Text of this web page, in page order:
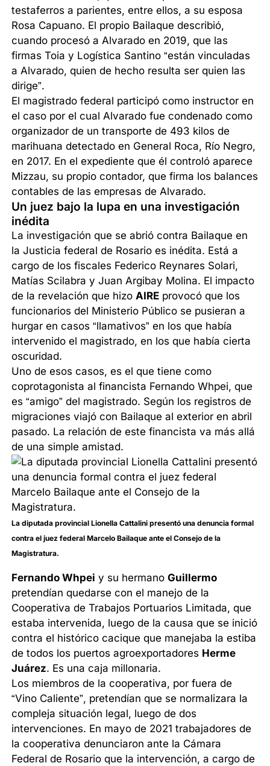
testaferros a parientes, entre ellos, a su esposa
Rosa Capuano. El propio Bailaque describió,
cuando procesó a Alvarado en 2019, que las
firmas Toia y Logística Santino “están vinculadas
a Alvarado, quien de hecho resulta ser quien las
dirige”.
El magistrado federal participó como instructor en
el caso por el cual Alvarado fue condenado como
organizador de un transporte de 493 kilos de
marihuana detectado en General Roca, Río Negro,
en 2017. En el expediente que él controló aparece
Mizzau, su propio contador, que firma los balances
contables de las empresas de Alvarado.
Un juez bajo la lupa en una investigación
inédita
La investigación que se abrió contra Bailaque en
la Justicia federal de Rosario es inédita. Está a
cargo de los fiscales Federico Reynares Solari,
Matías Scilabra y Juan Argibay Molina. El impacto
de la revelación que hizoAIRE provocó que los
funcionarios del Ministerio Público se pusieran a
hurgar en casos “llamativos” en los que había
intervenido el magistrado, en los que había cierta
oscuridad.
Uno de esos casos, es el que tiene como
coprotagonista al financista Fernando Whpei, que
es “amigo” del magistrado. Según los registros de
migraciones viajó con Bailaque al exterior en abril
pasado. La relación de este financista va más allá
de una simple amistad.
La diputada provincial Lionella Cattalini presentó una denuncia formal
contra el juez federal Marcelo Bailaque ante el Consejo de la
Magistratura.
Fernando Whpei y su hermanoGuillermo
pretendían quedarse con el manejo de la
Cooperativa de Trabajos Portuarios Limitada, que
estaba intervenida, luego de la causa que se inició
contra el histórico cacique que manejaba la estiba
de todos los puertos agroexportadores Herme
Juárez. Es una caja millonaria.
Los miembros de la cooperativa, por fuera de
“Vino Caliente”, pretendían que se normalizara la
compleja situación legal, luego de dos
intervenciones. En mayo de 2021 trabajadores de
la cooperativa denunciaron ante la Cámara
Federal de Rosario que la intervención, a cargo de